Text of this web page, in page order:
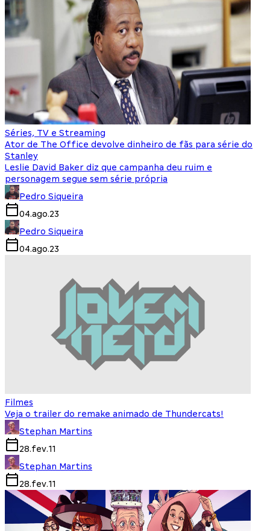
Séries, TV e Streaming
Ator de The Office devolve dinheiro de fãs para série do
Stanley
Leslie David Baker diz que campanha deu ruim e
personagem segue sem série própria
Pedro Siqueira
04.ago.23
Pedro Siqueira
04.ago.23
Filmes
Veja o trailer do remake animado de Thundercats!
Stephan Martins
28.fev.11
Stephan Martins
28.fev.11